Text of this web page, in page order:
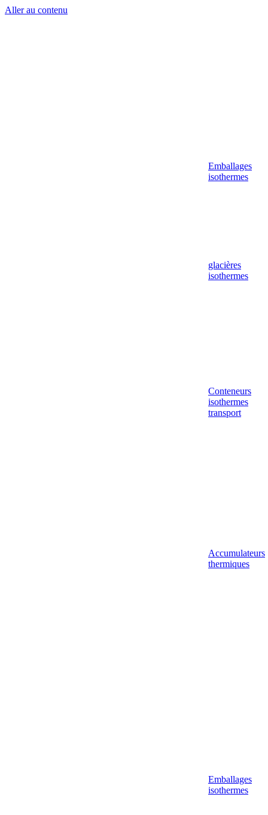
Aller au contenu
Emballages
isothermes
glacières
isothermes
Conteneurs
isothermes
transport
Accumulateurs
thermiques
Emballages
isothermes